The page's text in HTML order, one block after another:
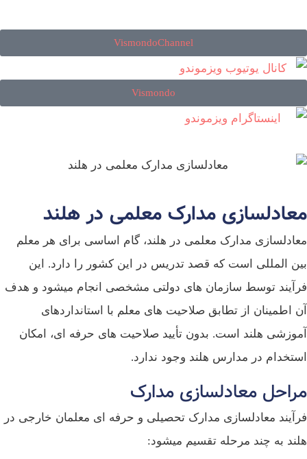
VismondoChannel
Vismondo
مدارک معلمی در هلند
مدارک معلمی در هلند، گام اساسی برای هر معلم
المللی است که قصد تدریس در این کشور را دارد. این
توسط سازمان‌ های دولتی مشخصی انجام میشود و هدف
اطمینان از تطابق صلاحیت‌ های معلم با استانداردهای
هلند است. بدون تأیید صلاحیت‌ های حرفه‌ ای، امکان
در مدارس هلند وجود ندارد.
معادلسازی مدارک
معادلسازی مدارک تحصیلی و حرفه‌ ای معلمان خارجی در
به چند مرحله تقسیم میشود: